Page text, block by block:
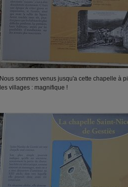
Nous sommes venus jusqu'a cette chapelle à
les villages : magnifique !